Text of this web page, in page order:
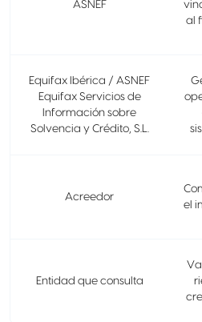
ASNEF
al
Equifax Ibérica / ASNEF
Equifax Servicios de
Información sobre
Solvencia y Crédito, S.L.
Acreedor
el
Entidad que consulta